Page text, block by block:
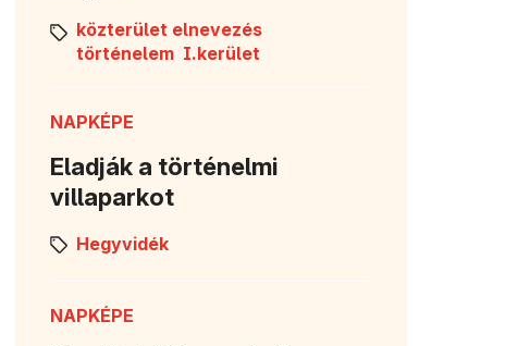
közterület elnevezés
történelem I.kerület
NAPKÉPE
Eladják a történelmi
villaparkot
Hegyvidék
NAPKÉPE